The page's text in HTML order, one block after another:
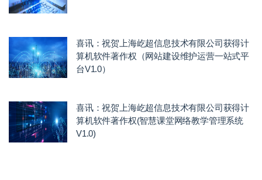
喜讯：祝贺上海屹超信息技术有限公司获得计
算机软件著作权（网站建设维护运营一站式平
台V1.0）
喜讯：祝贺上海屹超信息技术有限公司获得计
算机软件著作权(智慧课堂网络教学管理系统
V1.0)